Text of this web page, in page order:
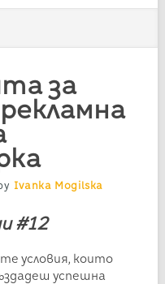
за
Ivanka Mogilska
#12
условия, които
успешна